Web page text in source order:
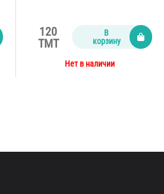
120
TMT
В
корзину
Нет в наличии